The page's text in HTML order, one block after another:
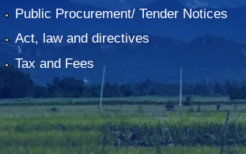
Public Procurement/ Tender Notices
Act, law and directives
Tax and Fees